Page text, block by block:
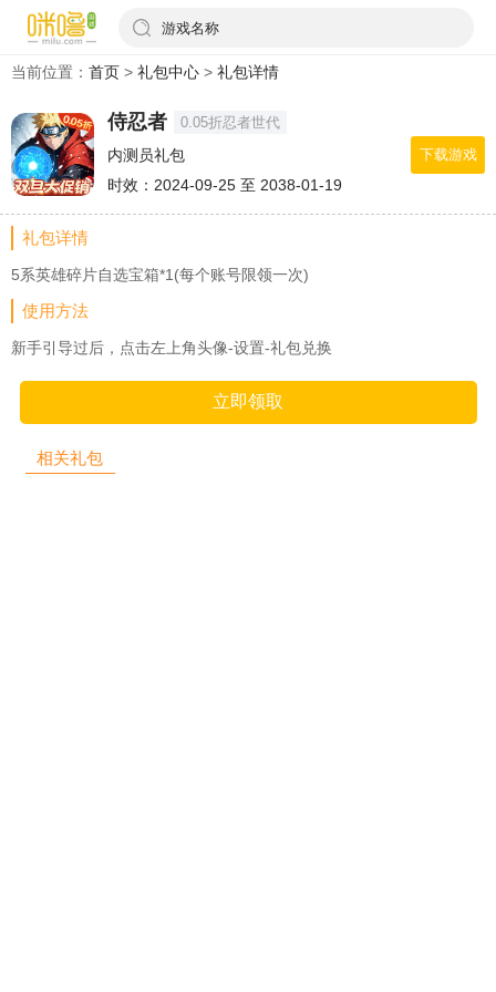
游戏名称
当前位置： 首页 > 礼包中心 > 礼包详情
侍忍者 0.05折忍者世代
内测员礼包
时效：2024-09-25 至 2038-01-19
下载游戏
礼包详情
5系英雄碎片自选宝箱*1(每个账号限领一次)
使用方法
新手引导过后，点击左上角头像-设置-礼包兑换
立即领取
相关礼包